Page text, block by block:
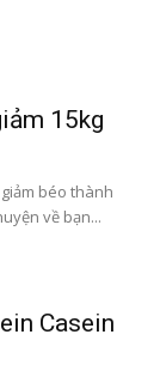
15kg
béo thành
về bạn...
Casein